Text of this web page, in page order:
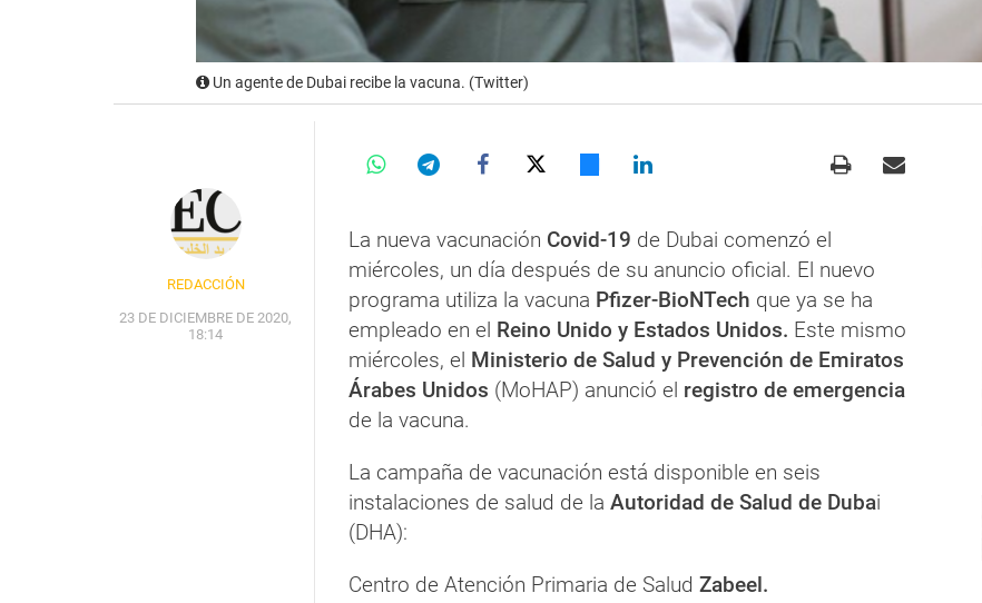
Un agente de Dubai recibe la vacuna. (Twitter)
REDACCIÓN
23 DE DICIEMBRE DE 2020,
18:14
La nueva vacunación Covid-19 de Dubai comenzó el
miércoles, un día después de su anuncio oficial. El nuevo
programa utiliza la vacuna Pfizer-BioNTech que ya se ha
empleado en el Reino Unido y Estados Unidos. Este mismo
miércoles, el Ministerio de Salud y Prevención de Emiratos
Árabes Unidos (MoHAP) anunció el registro de emergencia
de la vacuna.
La campaña de vacunación está disponible en seis
instalaciones de salud de la Autoridad de Salud de Dubai
(DHA):
Centro de Atención Primaria de Salud Zabeel.